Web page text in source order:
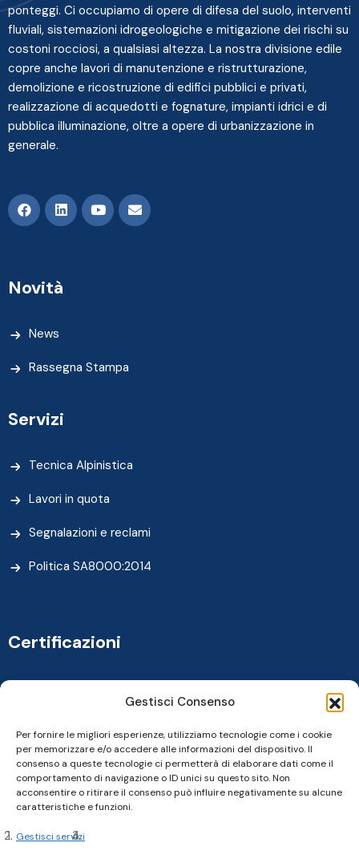
Gestisci Consenso
Per fornire le migliori esperienze, utilizziamo tecnologie come i cookie
per memorizzare e/o accedere alle informazioni del dispositivo. Il
consenso a queste tecnologie ci permetterà di elaborare dati come il
comportamento di navigazione o ID unici su questo sito. Non
acconsentire o ritirare il consenso può influire negativamente su alcune
caratteristiche e funzioni.
Gestisci servizi
ponteggi. Ci occupiamo di opere di difesa del suolo, interventi
fluviali, sistemazioni idrogeologiche e mitigazione dei rischi su
costoni rocciosi, a qualsiasi altezza. La nostra divisione edile
copre anche lavori di manutenzione e ristrutturazione,
demolizione e ricostruzione di edifici pubblici e privati,
realizzazione di acquedotti e fognature, impianti idrici e di
pubblica illuminazione, oltre a opere di urbanizzazione in
generale.
Novità
News
Rassegna Stampa
Servizi
Tecnica Alpinistica
Lavori in quota
Segnalazioni e reclami
Politica SA8000:2014
Certificazioni